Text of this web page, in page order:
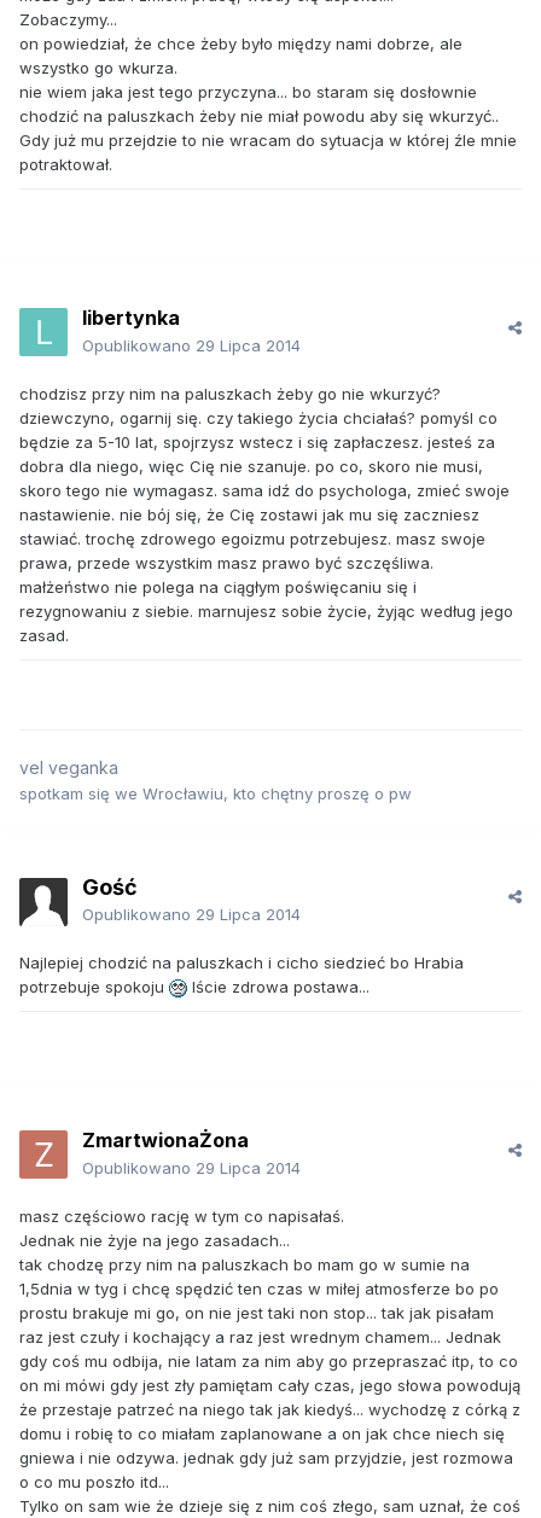
Zobaczymy...
on powiedział, że chce żeby było między nami dobrze, ale
wszystko go wkurza.
nie wiem jaka jest tego przyczyna... bo staram się dosłownie
chodzić na paluszkach żeby nie miał powodu aby się wkurzyć..
Gdy już mu przejdzie to nie wracam do sytuacja w której źle mnie
potraktował.
libertynka
Opublikowano 29 Lipca 2014
chodzisz przy nim na paluszkach żeby go nie wkurzyć?
dziewczyno, ogarnij się. czy takiego życia chciałaś? pomyśl co
będzie za 5-10 lat, spojrzysz wstecz i się zapłaczesz. jesteś za
dobra dla niego, więc Cię nie szanuje. po co, skoro nie musi,
skoro tego nie wymagasz. sama idź do psychologa, zmieć swoje
nastawienie. nie bój się, że Cię zostawi jak mu się zaczniesz
stawiać. trochę zdrowego egoizmu potrzebujesz. masz swoje
prawa, przede wszystkim masz prawo być szczęśliwa.
małżeństwo nie polega na ciągłym poświęcaniu się i
rezygnowaniu z siebie. marnujesz sobie życie, żyjąc według jego
zasad.
vel veganka
spotkam się we Wrocławiu, kto chętny proszę o pw
Gość
Opublikowano 29 Lipca 2014
Najlepiej chodzić na paluszkach i cicho siedzieć bo Hrabia
potrzebuje spokoju
Iście zdrowa postawa...
ZmartwionaŻona
Opublikowano 29 Lipca 2014
masz częściowo rację w tym co napisałaś.
Jednak nie żyje na jego zasadach...
tak chodzę przy nim na paluszkach bo mam go w sumie na
1,5dnia w tyg i chcę spędzić ten czas w miłej atmosferze bo po
prostu brakuje mi go, on nie jest taki non stop... tak jak pisałam
raz jest czuły i kochający a raz jest wrednym chamem... Jednak
gdy coś mu odbija, nie latam za nim aby go przepraszać itp, to co
on mi mówi gdy jest zły pamiętam cały czas, jego słowa powodują
że przestaje patrzeć na niego tak jak kiedyś... wychodzę z córką z
domu i robię to co miałam zaplanowane a on jak chce niech się
gniewa i nie odzywa. jednak gdy już sam przyjdzie, jest rozmowa
o co mu poszło itd...
Tylko on sam wie że dzieje się z nim coś złego, sam uznał, że coś